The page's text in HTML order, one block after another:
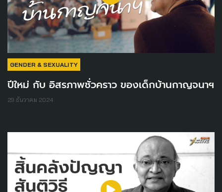
GENDER & SEXUALITY
ปีใหม่ กับ อิสรภาพชั่วคราว ของเด็กบ้านกาญจนาฯ
29 ธันวาคม 2024